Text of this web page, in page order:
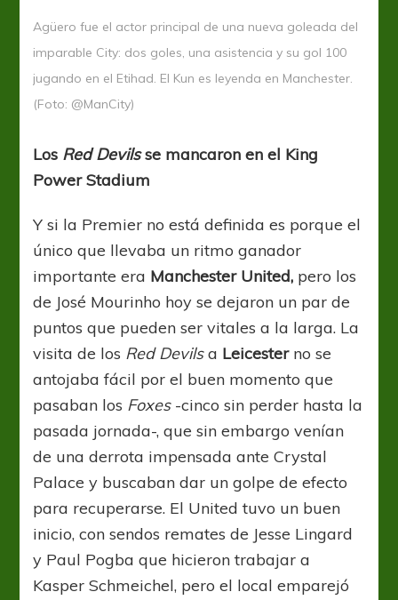
Agüero fue el actor principal de una nueva goleada del
imparable City: dos goles, una asistencia y su gol 100
jugando en el Etihad. El Kun es leyenda en Manchester.
(Foto: @ManCity)
Los Red Devilsse mancaron en el King
Power Stadium
Y si la Premier no está definida es porque el
único que llevaba un ritmo ganador
importante era Manchester United, pero los
de José Mourinho hoy se dejaron un par de
puntos que pueden ser vitales a la larga. La
visita de los Red Devilsa Leicester no se
antojaba fácil por el buen momento que
pasaban los Foxes-cinco sin perder hasta la
pasada jornada-, que sin embargo venían
de una derrota impensada ante Crystal
Palace y buscaban dar un golpe de efecto
para recuperarse. El United tuvo un buen
inicio, con sendos remates de Jesse Lingard
y Paul Pogba que hicieron trabajar a
Kasper Schmeichel, pero el local emparejó